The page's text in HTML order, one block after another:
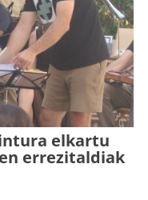
elkartu
errezitaldiak